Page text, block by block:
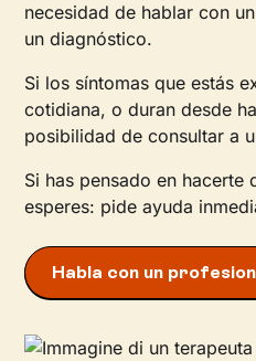
necesidad de hablar con
un diagnóstico.
Si los síntomas que estás
cotidiana, o duran desde
posibilidad de consultar a
Si has pensado en
esperes: pide ayuda
Habla con un